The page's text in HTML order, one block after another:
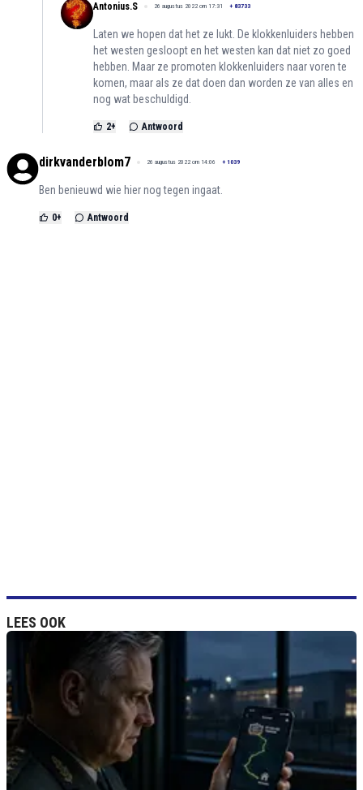
Antonius.S 26 augustus 2022 om 17:31 + 83733
Laten we hopen dat het ze lukt. De klokkenluiders hebben
het westen gesloopt en het westen kan dat niet zo goed
hebben. Maar ze promoten klokkenluiders naar voren te
komen, maar als ze dat doen dan worden ze van alles en
nog wat beschuldigd.
2+ Antwoord
dirkvanderblom7 26 augustus 2022 om 14:06 + 1039
Ben benieuwd wie hier nog tegen ingaat.
0+ Antwoord
LEES OOK